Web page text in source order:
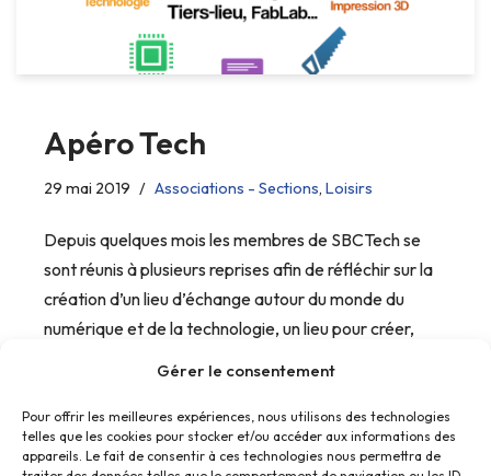
Gérer le consentement
Pour offrir les meilleures expériences, nous utilisons des technologies
telles que les cookies pour stocker et/ou accéder aux informations des
appareils. Le fait de consentir à ces technologies nous permettra de
Apéro Tech
29 mai 2019 Associations - Sections, Loisirs
Depuis quelques mois les membres de SBCTech se
sont réunis à plusieurs reprises afin de réfléchir sur la
création d’un lieu d’échange autour du monde du
numérique et de la technologie, un lieu pour créer,